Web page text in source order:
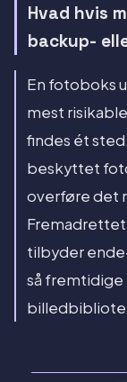
Hvad hvis
backup-
En fotoboks
mest
findes ét
beskyttet
overføre det
tilbyder
så